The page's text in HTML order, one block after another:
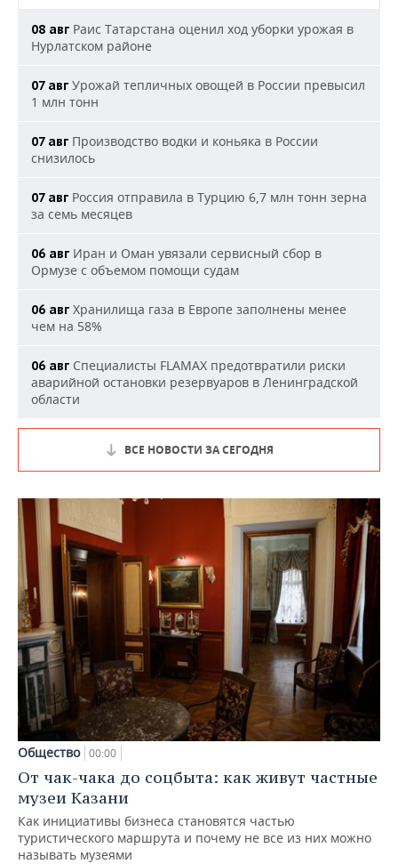
08 авг Раис Татарстана оценил ход уборки урожая в
Нурлатском районе
07 авг Урожай тепличных овощей в России превысил
1 млн тонн
07 авг Производство водки и коньяка в России
снизилось
07 авг Россия отправила в Турцию 6,7 млн тонн зерна
за семь месяцев
06 авг Иран и Оман увязали сервисный сбор в
Ормузе с объемом помощи судам
06 авг Хранилища газа в Европе заполнены менее
чем на 58%
06 авг Специалисты FLAMAX предотвратили риски
аварийной остановки резервуаров в Ленинградской
области
ВСЕ НОВОСТИ ЗА СЕГОДНЯ
Общество 00:00
От чак-чака до соцбыта: как живут частные
музеи Казани
Как инициативы бизнеса становятся частью
туристического маршрута и почему не все из них можно
называть музеями